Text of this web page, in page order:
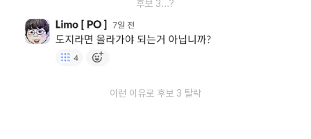
후보 3...?
이런 이유로 후보 3 탈락